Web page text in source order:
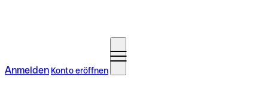
Anmelden Konto eröffnen